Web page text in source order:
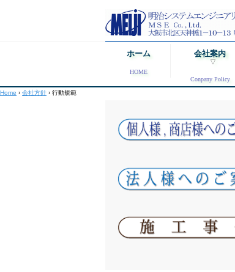
ホーム
HOME
会社案内
▽
Conpany Policy
会社概要
行動規範
服務規程
沿革
近隣紹介
Home › 会社方針 › 行動規範